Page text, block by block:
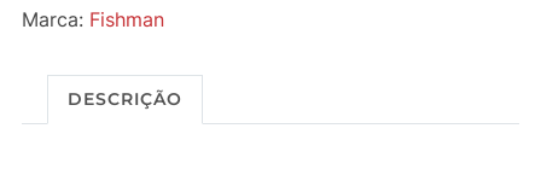
Marca: Fishman
DESCRIÇÃO